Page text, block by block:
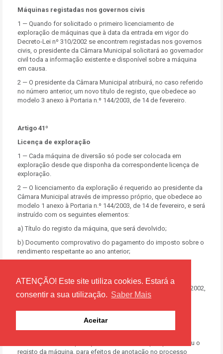
ATENÇÃO! Este site utiliza cookies. Estará a
consentir a sua utilização. Saber Mais
Aceitar
Máquinas registadas nos governos civis
1 — Quando for solicitado o primeiro licenciamento de
exploração de máquinas que à data da entrada em vigor do
Decreto-Lei nº 310/2002 se encontrem registadas nos governos
civis, o presidente da Câmara Municipal solicitará ao governador
civil toda a informação existente e disponível sobre a máquina
em causa.
2 — O presidente da Câmara Municipal atribuirá, no caso referido
no número anterior, um novo título de registo, que obedece ao
modelo 3 anexo à Portaria n.º 144/2003, de 14 de fevereiro.
Artigo 41º
Licença de exploração
1 — Cada máquina de diversão só pode ser colocada em
exploração desde que disponha da correspondente licença de
exploração.
2 — O licenciamento da exploração é requerido ao presidente da
Câmara Municipal através de impresso próprio, que obedece ao
modelo 1 anexo à Portaria n.º 144/2003, de 14 de fevereiro, e será
instruído com os seguintes elementos:
a) Título do registo da máquina, que será devolvido;
b) Documento comprovativo do pagamento do imposto sobre o
rendimento respeitante ao ano anterior;
d) Licença de utilização, nos termos do Decreto-Lei nº 309/ 2002,
de 16 de dezembro, quando devida.
3 — A licença de exploração obedece ao modelo 2 anexo à
Portaria nº 144/2003, de 14 de fevereiro.
licenciamento da exploração à Câmara Municipal que efetuou o
registo da máquina, para efeitos de anotação no processo